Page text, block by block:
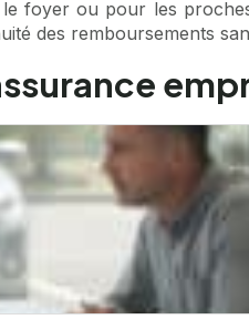
foyer ou pour les
des remboursements